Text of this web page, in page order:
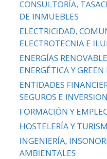
CONSULTORÍA,
DE INMUEBLES
ELECTRICIDAD,
ELECTROTECNIA E
ENERGÍAS
ENERGÉTICA Y
ENTIDADES
SEGUROS E
FORMACIÓN Y
HOSTELERÍA Y
INGENIERÍA,
AMBIENTALES